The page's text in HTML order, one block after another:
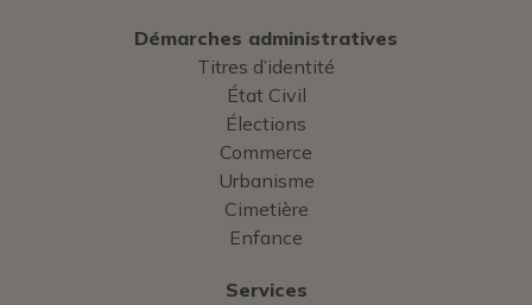
Démarches administratives
Titres d’identité
État Civil
Élections
Commerce
Urbanisme
Cimetière
Enfance
Services